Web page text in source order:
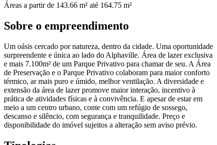
Áreas a partir de 143.66 m² até 164.75 m²
Sobre o empreendimento
Um oásis cercado por natureza, dentro da cidade. Uma oportunidade
surpreendente e única ao lado do Alphaville. Área de lazer exclusiva
e mais 7.100m² de um Parque Privativo para chamar de seu. A Área
de Preservação e o Parque Privativo colaboram para maior conforto
térmico, ar mais puro e úmido, melhor ventilação. A diversidade e
extensão da área de lazer promove maior interação, incentivo à
prática de atividades físicas e à convivência. E apesar de estar em
meio a um centro urbano, conte com um refúgio de sossego,
descanso e silêncio, com segurança e tranquilidade. Preço e
disponibilidade do imóvel sujeitos a alteração sem aviso prévio.